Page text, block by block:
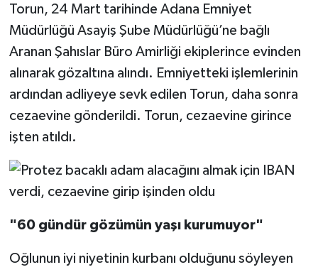
Torun, 24 Mart tarihinde Adana Emniyet
Müdürlüğü Asayiş Şube Müdürlüğü’ne bağlı
Aranan Şahıslar Büro Amirliği ekiplerince evinden
alınarak gözaltına alındı. Emniyetteki işlemlerinin
ardından adliyeye sevk edilen Torun, daha sonra
cezaevine gönderildi. Torun, cezaevine girince
işten atıldı.
"60 gündür gözümün yaşı kurumuyor"
Oğlunun iyi niyetinin kurbanı olduğunu söyleyen